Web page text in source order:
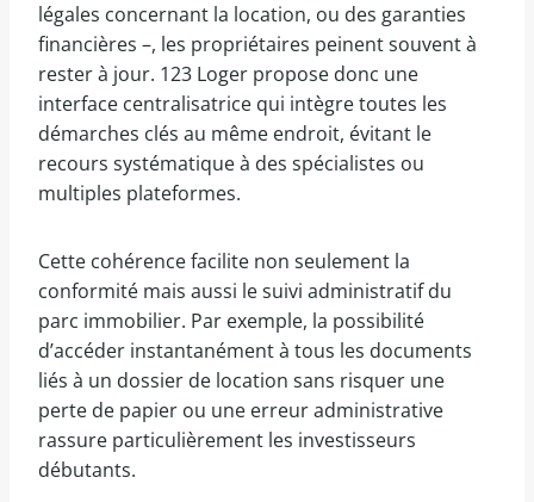
légales concernant la location, ou des garanties
financières –, les propriétaires peinent souvent à
rester à jour. 123 Loger propose donc une
interface centralisatrice qui intègre toutes les
démarches clés au même endroit, évitant le
recours systématique à des spécialistes ou
multiples plateformes.
Cette cohérence facilite non seulement la
conformité mais aussi le suivi administratif du
parc immobilier. Par exemple, la possibilité
d’accéder instantanément à tous les documents
liés à un dossier de location sans risquer une
perte de papier ou une erreur administrative
rassure particulièrement les investisseurs
débutants.